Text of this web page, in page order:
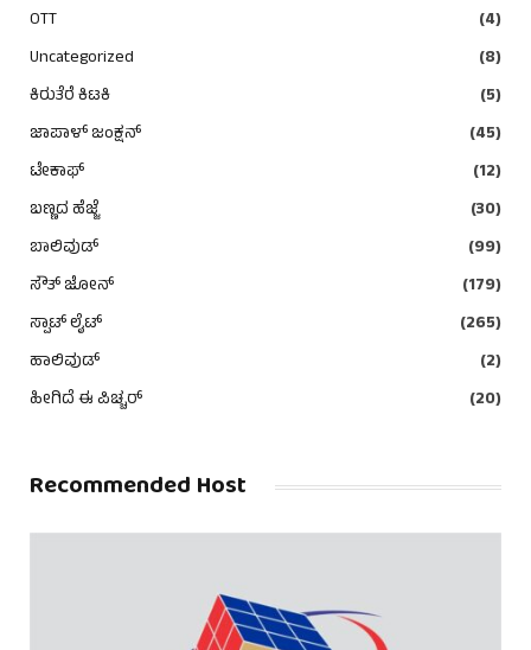
OTT
(4)
Uncategorized
(8)
ಕಿರುತೆರೆ ಕಿಟಕಿ
(5)
ಜಾಪಾಳ್ ಜಂಕ್ಷನ್
(45)
ಟೇಕಾಫ್
(12)
ಬಣ್ಣದ ಹೆಜ್ಜೆ
(30)
ಬಾಲಿವುಡ್
(99)
ಸೌತ್ ಜೋನ್
(179)
ಸ್ಪಾಟ್ ಲೈಟ್
(265)
ಹಾಲಿವುಡ್
(2)
ಹೀಗಿದೆ ಈ ಪಿಚ್ಚರ್
(20)
Recommended Host